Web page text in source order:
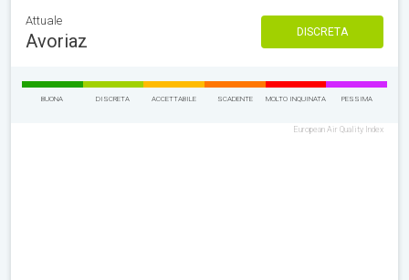
Attuale
Avoriaz DISCRETA
BUONA DISCRETA ACCETTABILE SCADENTE MOLTO INQUINATA PESSIMA
European Air Quality Index